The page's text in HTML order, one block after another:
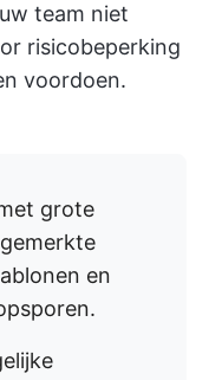
team niet
risicobeperking
voordoen.
grote
en